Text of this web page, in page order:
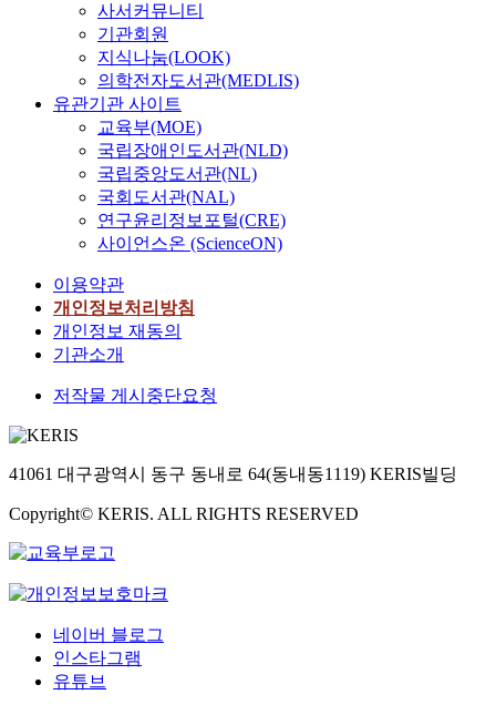
사서커뮤니티
기관회원
지식나눔(LOOK)
의학전자도서관(MEDLIS)
유관기관 사이트
교육부(MOE)
국립장애인도서관(NLD)
국립중앙도서관(NL)
국회도서관(NAL)
연구윤리정보포털(CRE)
사이언스온 (ScienceON)
이용약관
개인정보처리방침
개인정보 재동의
기관소개
저작물 게시중단요청
41061 대구광역시 동구 동내로 64(동내동1119) KERIS빌딩
Copyright© KERIS. ALL RIGHTS RESERVED
네이버 블로그
인스타그램
유튜브